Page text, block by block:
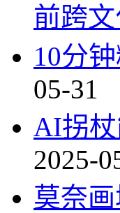
前跨
10分
05-31
AI拐
2025-
莫奈